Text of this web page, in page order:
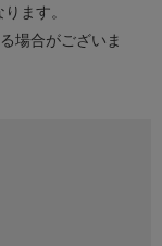
ます。
場合がございま